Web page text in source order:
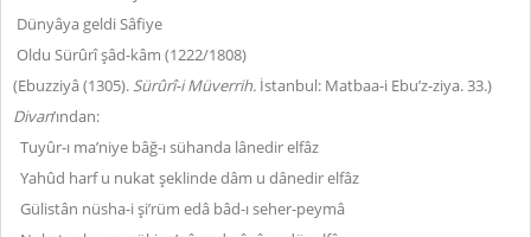
Dünyâya geldi Sâfiye
Oldu Sürûrî şâd-kâm (1222/1808)
(Ebuzziyâ (1305). Sürûrî-i Müverrih. İstanbul: Matbaa-i Ebu’z-ziya. 33.)
Divan’ından:
Tuyûr-ı ma’niye bâğ-ı sühanda lânedir elfâz
Yahûd harf u nukat şeklinde dâm u dânedir elfâz
Gülistân nüsha-i şi’rüm edâ bâd-ı seher-peymâ